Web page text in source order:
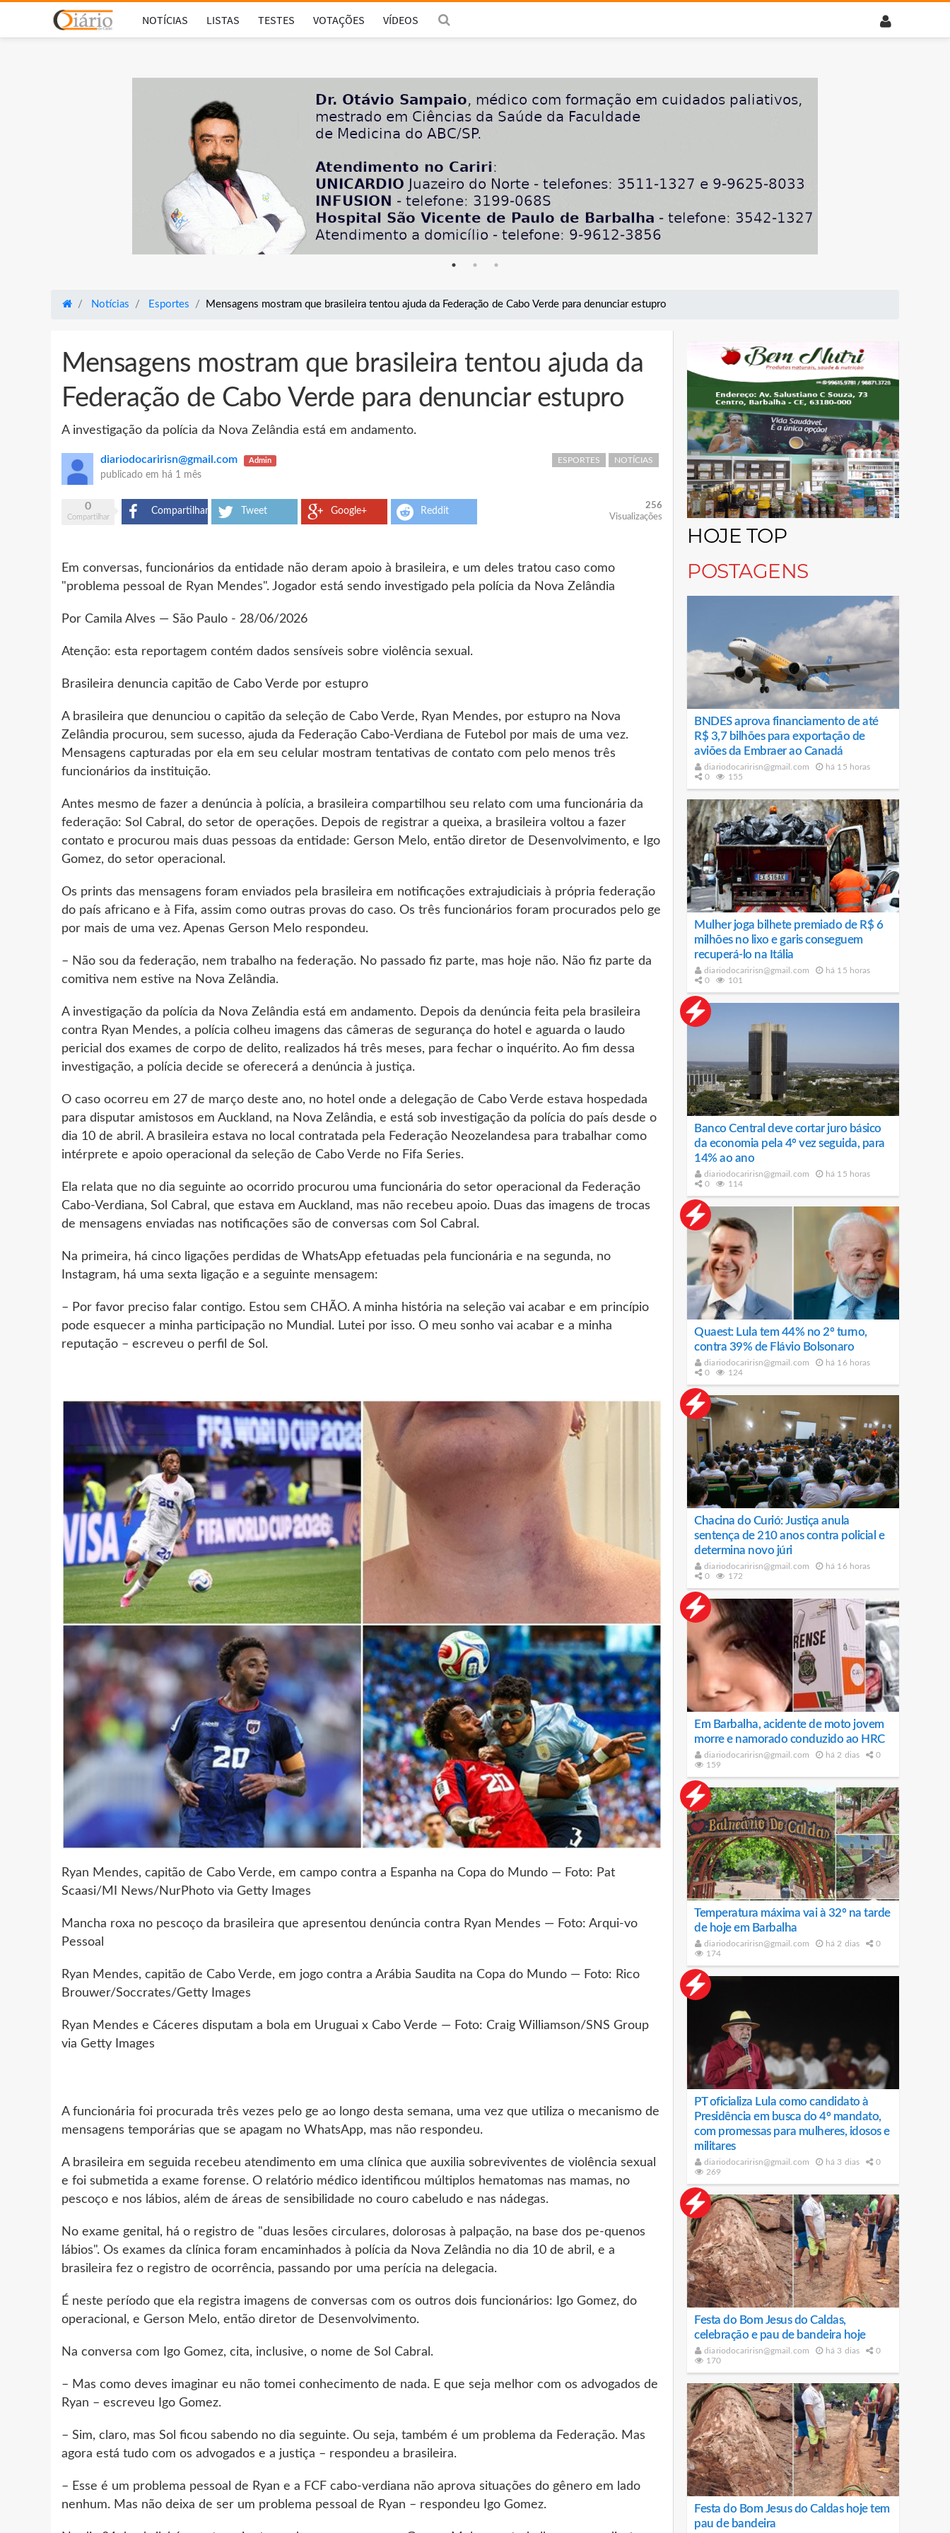
NOTÍCIAS LISTAS TESTES VOTAÇÕES VÍDEOS
Notícias Esportes Mensagens mostram que brasileira tentou ajuda da Federação de Cabo Verde para denunciar estupro
Mensagens mostram que brasileira tentou ajuda da
Federação de Cabo Verde para denunciar estupro
A investigação da polícia da Nova Zelândia está em andamento.
diariodocaririsn@gmail.com Admin
publicado em há 1 mês
ESPORTES NOTÍCIAS
0
Compartilhar
Compartilhar Tweet Google+ Reddit
256
Visualizações
Em conversas, funcionários da entidade não deram apoio à brasileira, e um deles tratou caso como
"problema pessoal de Ryan Mendes". Jogador está sendo investigado pela polícia da Nova Zelândia
Por Camila Alves — São Paulo - 28/06/2026
Atenção: esta reportagem contém dados sensíveis sobre violência sexual.
Brasileira denuncia capitão de Cabo Verde por estupro
A brasileira que denunciou o capitão da seleção de Cabo Verde, Ryan Mendes, por estupro na Nova
Zelândia procurou, sem sucesso, ajuda da Federação Cabo-Verdiana de Futebol por mais de uma vez.
Mensagens capturadas por ela em seu celular mostram tentativas de contato com pelo menos três
funcionários da instituição.
Antes mesmo de fazer a denúncia à polícia, a brasileira compartilhou seu relato com uma funcionária da
federação: Sol Cabral, do setor de operações. Depois de registrar a queixa, a brasileira voltou a fazer
contato e procurou mais duas pessoas da entidade: Gerson Melo, então diretor de Desenvolvimento, e Igo
Gomez, do setor operacional.
Os prints das mensagens foram enviados pela brasileira em notificações extrajudiciais à própria federação
do país africano e à Fifa, assim como outras provas do caso. Os três funcionários foram procurados pelo ge
por mais de uma vez. Apenas Gerson Melo respondeu.
– Não sou da federação, nem trabalho na federação. No passado fiz parte, mas hoje não. Não fiz parte da
comitiva nem estive na Nova Zelândia.
A investigação da polícia da Nova Zelândia está em andamento. Depois da denúncia feita pela brasileira
contra Ryan Mendes, a polícia colheu imagens das câmeras de segurança do hotel e aguarda o laudo
pericial dos exames de corpo de delito, realizados há três meses, para fechar o inquérito. Ao fim dessa
investigação, a polícia decide se oferecerá a denúncia à justiça.
O caso ocorreu em 27 de março deste ano, no hotel onde a delegação de Cabo Verde estava hospedada
para disputar amistosos em Auckland, na Nova Zelândia, e está sob investigação da polícia do país desde o
dia 10 de abril. A brasileira estava no local contratada pela Federação Neozelandesa para trabalhar como
intérprete e apoio operacional da seleção de Cabo Verde no Fifa Series.
Ela relata que no dia seguinte ao ocorrido procurou uma funcionária do setor operacional da Federação
Cabo-Verdiana, Sol Cabral, que estava em Auckland, mas não recebeu apoio. Duas das imagens de trocas
de mensagens enviadas nas notificações são de conversas com Sol Cabral.
Na primeira, há cinco ligações perdidas de WhatsApp efetuadas pela funcionária e na segunda, no
Instagram, há uma sexta ligação e a seguinte mensagem:
– Por favor preciso falar contigo. Estou sem CHÃO. A minha história na seleção vai acabar e em princípio
pode esquecer a minha participação no Mundial. Lutei por isso. O meu sonho vai acabar e a minha
reputação – escreveu o perfil de Sol.
Ryan Mendes, capitão de Cabo Verde, em campo contra a Espanha na Copa do Mundo — Foto: Pat
Scaasi/MI News/NurPhoto via Getty Images
Mancha roxa no pescoço da brasileira que apresentou denúncia contra Ryan Mendes — Foto: Arqui-vo
Pessoal
Ryan Mendes, capitão de Cabo Verde, em jogo contra a Arábia Saudita na Copa do Mundo — Foto: Rico
Brouwer/Soccrates/Getty Images
Ryan Mendes e Cáceres disputam a bola em Uruguai x Cabo Verde — Foto: Craig Williamson/SNS Group
via Getty Images
A funcionária foi procurada três vezes pelo ge ao longo desta semana, uma vez que utiliza o mecanismo de
mensagens temporárias que se apagam no WhatsApp, mas não respondeu.
A brasileira em seguida recebeu atendimento em uma clínica que auxilia sobreviventes de violência sexual
e foi submetida a exame forense. O relatório médico identificou múltiplos hematomas nas mamas, no
pescoço e nos lábios, além de áreas de sensibilidade no couro cabeludo e nas nádegas.
No exame genital, há o registro de "duas lesões circulares, dolorosas à palpação, na base dos pe-quenos
lábios". Os exames da clínica foram encaminhados à polícia da Nova Zelândia no dia 10 de abril, e a
brasileira fez o registro de ocorrência, passando por uma perícia na delegacia.
É neste período que ela registra imagens de conversas com os outros dois funcionários: Igo Gomez, do
operacional, e Gerson Melo, então diretor de Desenvolvimento.
Na conversa com Igo Gomez, cita, inclusive, o nome de Sol Cabral.
– Mas como deves imaginar eu não tomei conhecimento de nada. E que seja melhor com os advogados de
Ryan – escreveu Igo Gomez.
– Sim, claro, mas Sol ficou sabendo no dia seguinte. Ou seja, também é um problema da Federação. Mas
agora está tudo com os advogados e a justiça – respondeu a brasileira.
– Esse é um problema pessoal de Ryan e a FCF cabo-verdiana não aprova situações do gênero em lado
nenhum. Mas não deixa de ser um problema pessoal de Ryan – respondeu Igo Gomez.
HOJE TOP
POSTAGENS
BNDES aprova financiamento de até
R$ 3,7 bilhões para exportação de
aviões da Embraer ao Canadá
diariodocaririsn@gmail.com
há 15 horas
0
155
Mulher joga bilhete premiado de R$ 6
milhões no lixo e garis conseguem
recuperá-lo na Itália
diariodocaririsn@gmail.com
há 15 horas
0
101
Banco Central deve cortar juro básico
da economia pela 4º vez seguida, para
14% ao ano
diariodocaririsn@gmail.com
há 15 horas
0
114
Quaest: Lula tem 44% no 2º turno,
contra 39% de Flávio Bolsonaro
diariodocaririsn@gmail.com
há 16 horas
0
124
Chacina do Curió: Justiça anula
sentença de 210 anos contra policial e
determina novo júri
diariodocaririsn@gmail.com
há 16 horas
0
172
Em Barbalha, acidente de moto jovem
morre e namorado conduzido ao HRC
diariodocaririsn@gmail.com há 2 dias
0
159
Temperatura máxima vai à 32º na tarde
de hoje em Barbalha
diariodocaririsn@gmail.com há 2 dias
0
174
PT oficializa Lula como candidato à
Presidência em busca do 4º mandato,
com promessas para mulheres, idosos e
militares
diariodocaririsn@gmail.com há 3 dias
0
269
Festa do Bom Jesus do Caldas,
celebração e pau de bandeira hoje
diariodocaririsn@gmail.com há 3 dias
0
170
Festa do Bom Jesus do Caldas hoje tem
pau de bandeira